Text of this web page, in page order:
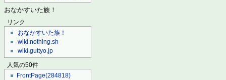
おなかすいた族！
リンク
おなかすいた族！
wiki.nothing.sh
wiki.guttyo.jp
人気の50件
FrontPage(284818)